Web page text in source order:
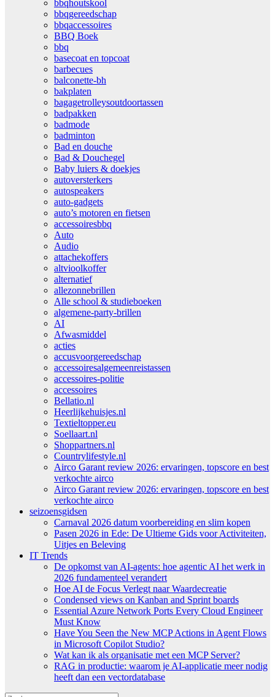
bbqhoutskool
bbqgereedschap
bbqaccessoires
BBQ Boek
bbq
basecoat en topcoat
barbecues
balconette-bh
bakplaten
bagagetrolleysoutdoortassen
badpakken
badmode
badminton
Bad en douche
Bad & Douchegel
Baby luiers & doekjes
autoversterkers
autospeakers
auto-gadgets
auto’s motoren en fietsen
accessoiresbbq
Auto
Audio
attachekoffers
altvioolkoffer
alternatief
allezonnebrillen
Alle school & studieboeken
algemene-party-brillen
AI
Afwasmiddel
acties
accusvoorgereedschap
accessoiresalgemeenreistassen
accessoires-politie
accessoires
Bellatio.nl
Heerlijkehuisjes.nl
Textieltopper.eu
Soellaart.nl
Shoppartners.nl
Countrylifestyle.nl
Airco Garant review 2026: ervaringen, topscore en best
verkochte airco
Airco Garant review 2026: ervaringen, topscore en best
verkochte airco
seizoensgidsen
Carnaval 2026 datum voorbereiding en slim kopen
Pasen 2026 in Ede: De Ultieme Gids voor Activiteiten,
Uitjes en Beleving
IT Trends
De opkomst van AI-agents: hoe agentic AI het werk in
2026 fundamenteel verandert
Hoe AI de Focus Verlegt naar Waardecreatie
Condensed views on Kanban and Sprint boards
Essential Azure Network Ports Every Cloud Engineer
Must Know
Have You Seen the New MCP Actions in Agent Flows
in Microsoft Copilot Studio?
Wat kan ik als organisatie met een MCP Server?
RAG in productie: waarom je AI-applicatie meer nodig
heeft dan een vectordatabase